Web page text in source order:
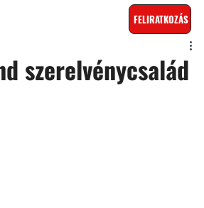
FELIRATKOZÁS
szerelvénycsalád